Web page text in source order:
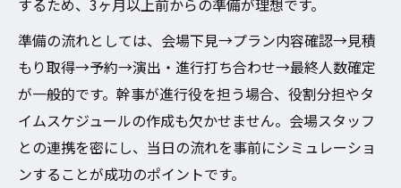
するため、3ヶ月以上前からの準備が理想です。
準備の流れとしては、会場下見→プラン内容確認→見積
もり取得→予約→演出・進行打ち合わせ→最終人数確定
が一般的です。幹事が進行役を担う場合、役割分担やタ
イムスケジュールの作成も欠かせません。会場スタッフ
との連携を密にし、当日の流れを事前にシミュレーショ
ンすることが成功のポイントです。